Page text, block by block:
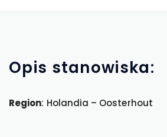
Opis stanowiska:
Region: Holandia – Oosterhout